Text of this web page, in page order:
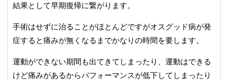
結果として早期復帰に繋がります。
手術はせずに治ることがほとんどですがオスグッド病が発
症すると痛みが無くなるまでかなりの時間を要します。
運動ができない期間も出てきてしまったり、運動はできる
けど痛みがあるからパフォーマンスが低下してしまったり